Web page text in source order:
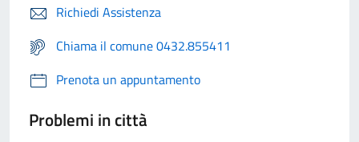
Richiedi Assistenza
Chiama il comune 0432.855411
Prenota un appuntamento
Problemi in città